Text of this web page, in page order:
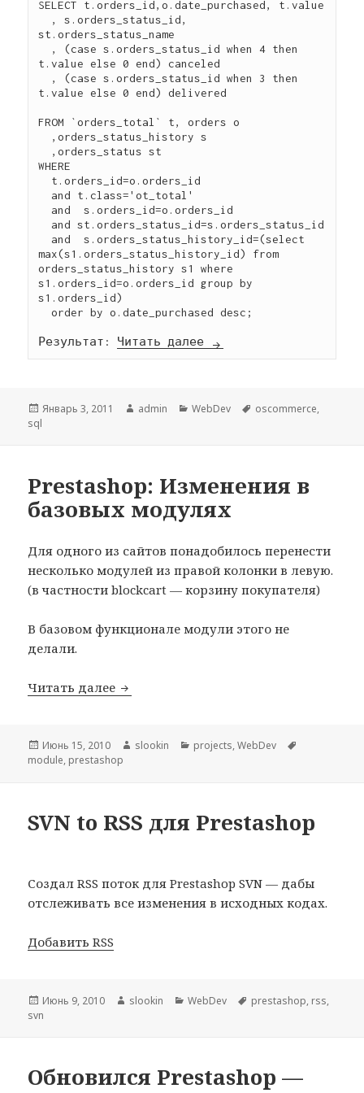
SELECT t.orders_id,o.date_purchased, t.value
st.orders_status_name
t.value else 0 end) canceled
t.value else 0 end) delivered
FROM `orders_total` t, orders o
WHERE
max(s1.orders_status_history_id) from
orders_status_history s1 where
s1.orders_id=o.orders_id group by
s1.orders_id)
  order by o.date_purchased desc;
Результат: Читать далее OS-commerce: анализ
Опубликовано
Январь 3, 2011 Автор
admin Рубрики
WebDev Метки
oscommerce,
sql
Prestashop: Изменения в
базовых модулях
Для одного из сайтов понадобилось перенести
несколько модулей из правой колонки в левую.
(в частности blockcart — корзину покупателя)
В базовом функционале модули этого не
делали.
Читать далее Prestashop: Изменения в базовых
Опубликовано
Июнь 15, 2010 Автор
slookin Рубрики
projects,WebDev
module, prestashop
SVN to RSS для Prestashop
Создал RSS поток для Prestashop SVN — дабы
отслеживать все изменения в исходных кодах.
Добавить RSS
Опубликовано
Июнь 9, 2010 Автор
slookin Рубрики
WebDev Метки
prestashop, rss,
svn
Обновился Prestashop —